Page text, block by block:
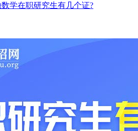
学在职研究生有几个证?